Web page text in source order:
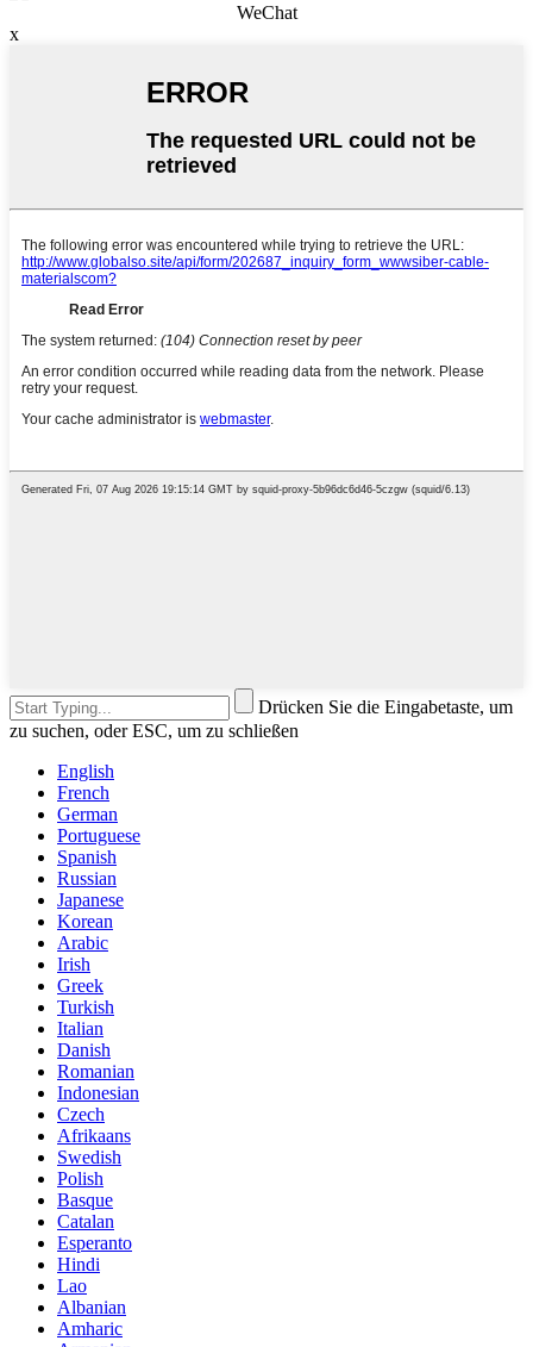
WeChat
x
Drücken Sie die Eingabetaste, um
zu suchen, oder ESC, um zu schließen
English
French
German
Portuguese
Spanish
Russian
Japanese
Korean
Arabic
Irish
Greek
Turkish
Italian
Danish
Romanian
Indonesian
Czech
Afrikaans
Swedish
Polish
Basque
Catalan
Esperanto
Hindi
Lao
Albanian
Amharic